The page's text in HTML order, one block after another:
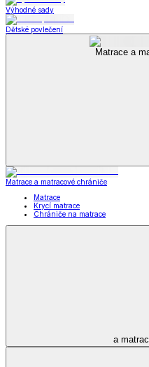
Výhodné sady
Dětské povlečení
Matrace a
Matrace a matracové chrániče
Matrace
Krycí matrace
Chrániče na matrace
a